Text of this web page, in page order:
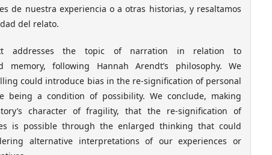
de nuestra experiencia o a otras historias, y resaltamos
del relato.
addresses the topic of narration in relation to
memory, following Hannah Arendt’s philosophy. We
could introduce bias in the re-signification of personal
being a condition of possibility. We conclude, making
character of fragility, that the re-signification of
is possible through the enlarged thinking that could
alternative interpretations of our experiences or